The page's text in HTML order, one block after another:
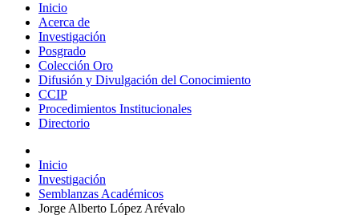
Inicio
Acerca de
Investigación
Posgrado
Colección Oro
Difusión y Divulgación del Conocimiento
CCIP
Procedimientos Institucionales
Directorio
Inicio
Investigación
Semblanzas Académicos
Jorge Alberto López Arévalo